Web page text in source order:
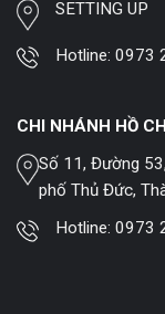
SETTING UP
Hotline:0973
CHI NHÁNH HỒ
Số 11, Đường
phố Thủ Đức,
Hotline:0973